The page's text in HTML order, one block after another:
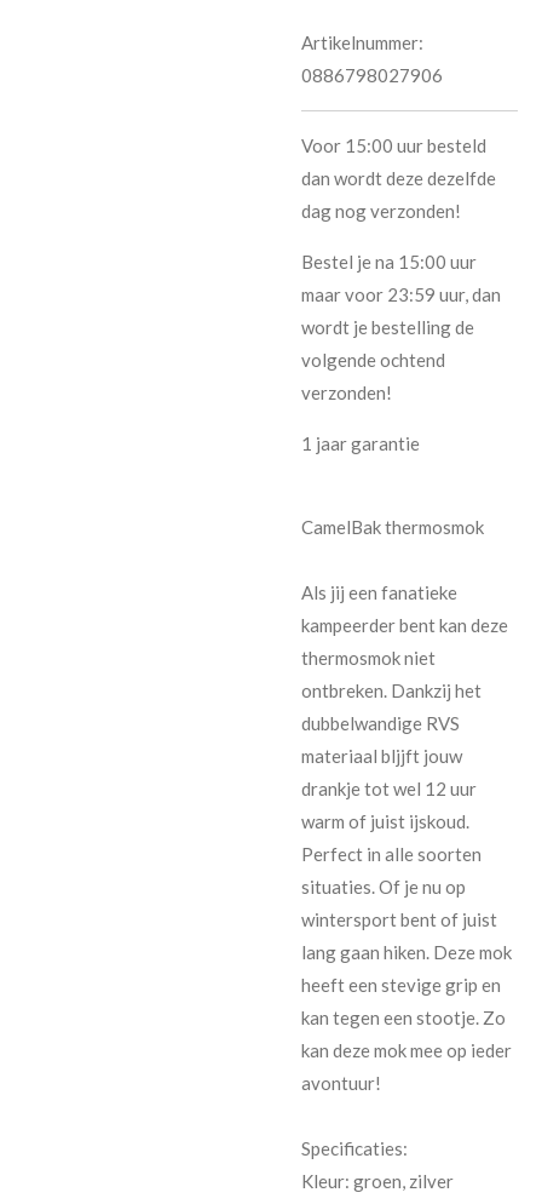
Artikelnummer:
0886798027906
Voor 15:00 uur besteld
dan wordt deze dezelfde
dag nog verzonden!
Bestel je na 15:00 uur
maar voor 23:59 uur, dan
wordt je bestelling de
volgende ochtend
verzonden!
1 jaar garantie
CamelBak thermosmok
Als jij een fanatieke
kampeerder bent kan deze
thermosmok niet
ontbreken. Dankzij het
dubbelwandige RVS
materiaal bljjft jouw
drankje tot wel 12 uur
warm of juist ijskoud.
Perfect in alle soorten
situaties. Of je nu op
wintersport bent of juist
lang gaan hiken. Deze mok
heeft een stevige grip en
kan tegen een stootje. Zo
kan deze mok mee op ieder
avontuur!
Specificaties:
Kleur: groen, zilver